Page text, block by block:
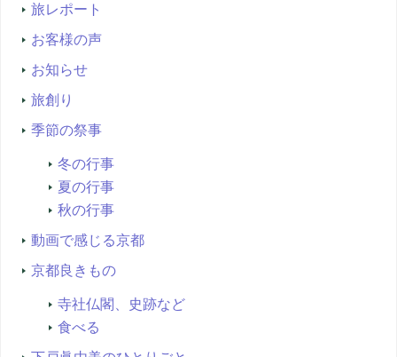
旅レポート
お客様の声
お知らせ
旅創り
季節の祭事
冬の行事
夏の行事
秋の行事
動画で感じる京都
京都良きもの
寺社仏閣、史跡など
食べる